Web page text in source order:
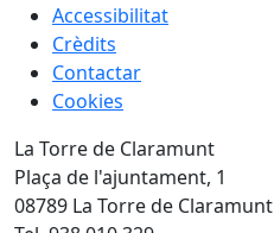
Accessibilitat
Crèdits
Contactar
Cookies
La Torre de Claramunt
Plaça de l'ajuntament, 1
08789 La Torre de Claramunt